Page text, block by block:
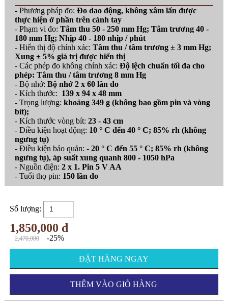
- Phương pháp đo: Đo dao động, không xâm lấn được
thực hiện ở phần trên cánh tay
- Phạm vi đo: Tâm thu 50 - 250 mm Hg; Tâm trương 40 -
180 mm Hg; Nhịp 40 - 180 nhịp / phút
- Hiển thị độ chính xác: Tâm thu / tâm trương ± 3 mm Hg;
Xung ± 5% giá trị được hiển thị
- Các phép đo không chính xác: Độ lệch chuẩn tối đa cho
phép: Tâm thu / tâm trương 8 mm Hg
- Bộ nhớ: Bộ nhớ 2 x 60 lần đo
- Kích thước: 139 x 94 x 48 mm
- Trọng lượng: khoảng 349 g (không bao gồm pin và vòng
bít);
- Kích thước vòng bít: 23 - 43 cm
- Điều kiện hoạt động: 10 ° C đến 40 ° C; 85% rh (không
ngưng tụ)
- Điều kiện bảo quản: - 20 ° C đến 55 ° C; 85% rh (không
ngưng tụ), áp suất xung quanh 800 - 1050 hPa
- Nguồn điện: 2 x 1. Pin 5 V AA
- Tuổi thọ pin: 150 lần đo
Số lượng:
1,850,000 đ
2,470,000 -25%
ĐẶT HÀNG NGAY
THÊM VÀO GIỎ HÀNG